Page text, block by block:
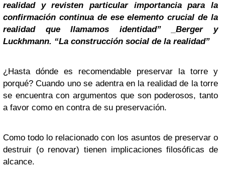
realidad y revisten particular importancia para la
confirmación continua de ese elemento crucial de la
realidad que llamamos identidad” _Berger y
Luckhmann. “La construcción social de la realidad”
¿Hasta dónde es recomendable preservar la torre y
porqué? Cuando uno se adentra en la realidad de la torre
se encuentra con argumentos que son poderosos, tanto
a favor como en contra de su preservación.
Como todo lo relacionado con los asuntos de preservar o
destruir (o renovar) tienen implicaciones filosóficas de
alcance.